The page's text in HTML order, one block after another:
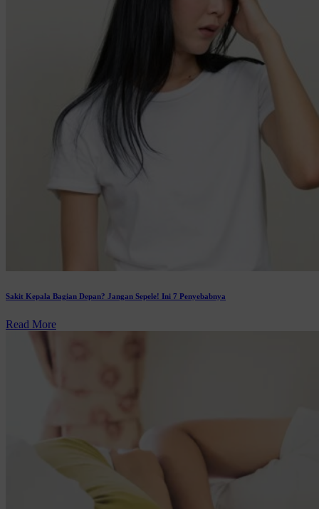
Sakit Kepala Bagian Depan? Jangan Sepele! Ini 7 Penyebabnya
Read More